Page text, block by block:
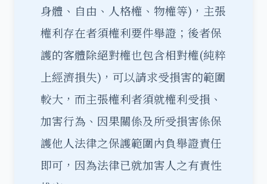
身體、自由、人格權、物權等)，主張
權利存在者須權利要件舉證；後者保
護的客體除絕對權也包含相對權(純粹
上經濟損失)，可以請求受損害的範圍
較大，而主張權利者須就權利受損、
加害行為、因果關係及所受損害係保
護他人法律之保護範圍內負舉證責任
即可，因為法律已就加害人之有責性